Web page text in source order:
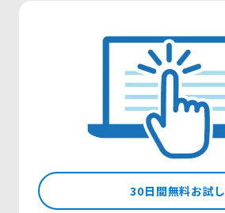
30日間無料お試し